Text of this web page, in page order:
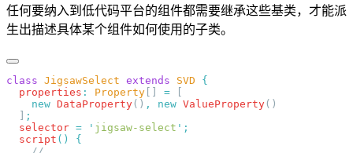
任何要纳入到低代码平台的组件都需要继承这些基类，才能派
生出描述具体某个组件如何使用的子类。
class JigsawSelect extends SVD
  properties
: Property =
    new
DataProperty() , new ValueProperty
  selector
= ' jigsaw-select '
  script
()